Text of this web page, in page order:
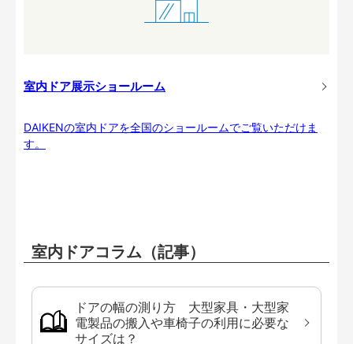
室内ドア展示ショールーム
DAIKENの室内ドアを全国のショールームでご覧いただけま
す。
室内ドアコラム（記事）
ドアの幅の測り方 大型家具・大型家
電製品の搬入や車椅子の利用に必要な
サイズは？